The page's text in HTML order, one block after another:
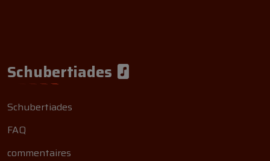
Schubertiades
Schubertiades
FAQ
commentaires